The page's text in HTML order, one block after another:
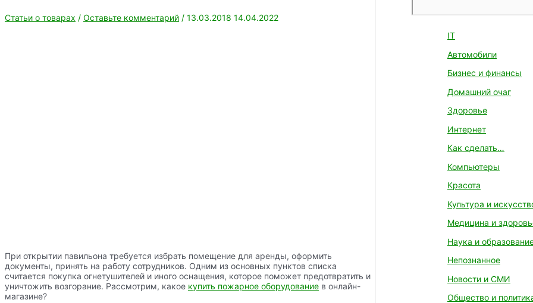
Статьи о товарах / Оставьте комментарий / 13.03.2018 14.04.2022
При открытии павильона требуется избрать помещение для аренды, оформить
документы, принять на работу сотрудников. Одним из основных пунктов списка
считается покупка огнетушителей и иного оснащения, которое поможет предотвратить и
уничтожить возгорание. Рассмотрим, какое купить пожарное оборудование в онлайн-
магазине?
IT
Автомобили
Бизнес и финансы
Домашний очаг
Здоровье
Интернет
Как сделать…
Компьютеры
Красота
Культура и
Медицина и
Наука и
Непознанное
Новости и СМИ
Общество и